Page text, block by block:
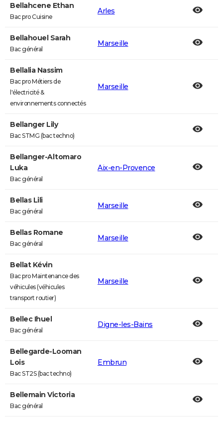
Bellahcene Ethan
Bac pro Cuisine
Arles
Bellahouel Sarah
Bac général
Marseille
Bellalia Nassim
Bac pro Métiers de
l'électricité &
environnements connectés
Marseille
Bellanger Lily
Bac STMG (bac techno)
Bellanger-Altomaro
Luka
Bac général
Aix-en-Provence
Bellas Lili
Bac général
Marseille
Bellas Romane
Bac général
Marseille
Bellat Kévin
Bac pro Maintenance des
véhicules (véhicules
transport routier)
Marseille
Bellec Ihuel
Bac général
Digne-les-Bains
Bellegarde-Looman
Lois
Bac ST2S (bac techno)
Embrun
Bellemain Victoria
Bac général